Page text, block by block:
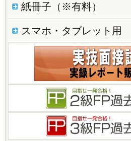
紙冊子（※有料）
スマホ・タブレット用